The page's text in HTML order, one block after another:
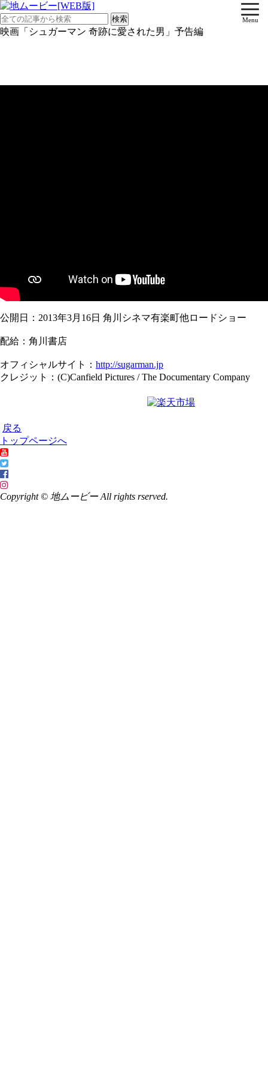
Menu
映画「シュガーマン 奇跡に愛された男」予告編
公開日：2013年3月16日 角川シネマ有楽町他ロードショー
配給：角川書店
オフィシャルサイト： http://sugarman.jp
クレジット：(C)Canfield Pictures / The Documentary Company
戻る
トップページへ
Copyright © 地ムービー All rights rserved.